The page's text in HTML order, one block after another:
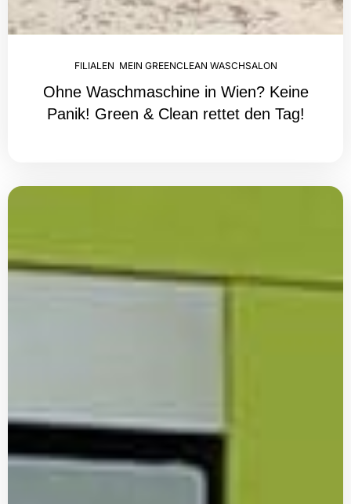
FILIALEN MEIN GREENCLEAN WASCHSALON
Ohne Waschmaschine in Wien? Keine
Panik! Green & Clean rettet den Tag!